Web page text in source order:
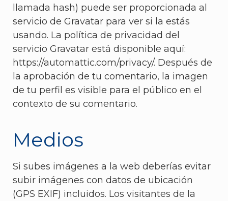
llamada hash) puede ser proporcionada al
servicio de Gravatar para ver si la estás
usando. La política de privacidad del
servicio Gravatar está disponible aquí:
https://automattic.com/privacy/. Después de
la aprobación de tu comentario, la imagen
de tu perfil es visible para el público en el
contexto de su comentario.
Medios
Si subes imágenes a la web deberías evitar
subir imágenes con datos de ubicación
(GPS EXIF) incluidos. Los visitantes de la